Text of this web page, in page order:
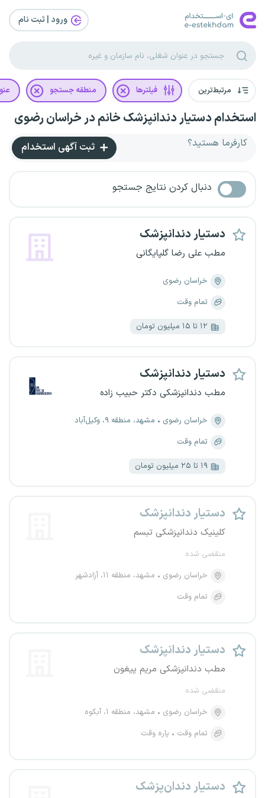
ورود | ثبت‌ نام
مرتبط‌ترین فیلترها منطقه جستجو
استخدام دستیار دندانپزشک خانم در خراسان رضوی
کارفرما هستید؟ ثبت آگهی استخدام
دنبال کردن نتایج جستجو
دستیار دندانپزشک
مطب علی رضا گلپایگانی
خراسان رضوی
تمام وقت
۱۲ تا ۱۵ میلیون تومان
دستیار دندانپزشک
مطب دندانپزشکی دکتر حبیب زاده
خراسان رضوی
مشهد، منطقه ۹، وکیل‌آباد
تمام وقت
۱۹ تا ۲۵ میلیون تومان
دستیار دندانپزشک
کلینیک دندانپزشکی تبسم
منقضی شده
خراسان رضوی
مشهد، منطقه ۱۱، آزادشهر
تمام وقت
دستیار دندانپزشک
مطب دندانپزشکی مریم پیغون
منقضی شده
خراسان رضوی
مشهد، منطقه ۱، آبکوه
تمام وقت
پاره وقت
دستیار دندان‌پزشک